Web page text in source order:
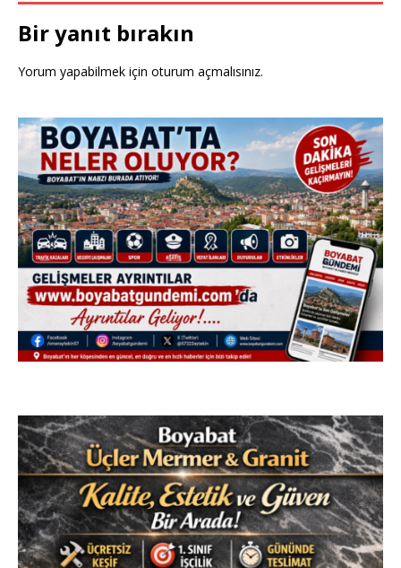
Bir yanıt bırakın
Yorum yapabilmek için oturum açmalısınız.